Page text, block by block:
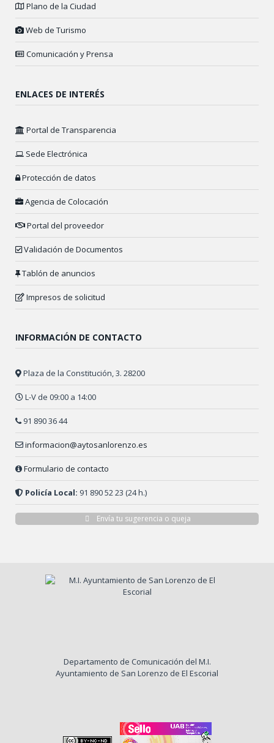
Plano de la Ciudad
Web de Turismo
Comunicación y Prensa
ENLACES DE INTERÉS
Portal de Transparencia
Sede Electrónica
Protección de datos
Agencia de Colocación
Portal del proveedor
Validación de Documentos
Tablón de anuncios
Impresos de solicitud
INFORMACIÓN DE CONTACTO
Plaza de la Constitución, 3. 28200
L-V de 09:00 a 14:00
91 890 36 44
informacion@aytosanlorenzo.es
Formulario de contacto
Policía Local: 91 890 52 23 (24 h.)
Envía tu sugerencia o queja
Departamento de Comunicación del M.I.
Ayuntamiento de San Lorenzo de El Escorial